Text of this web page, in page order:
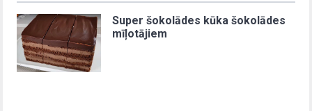
Super šokolādes kūka šokolādes
mīļotājiem